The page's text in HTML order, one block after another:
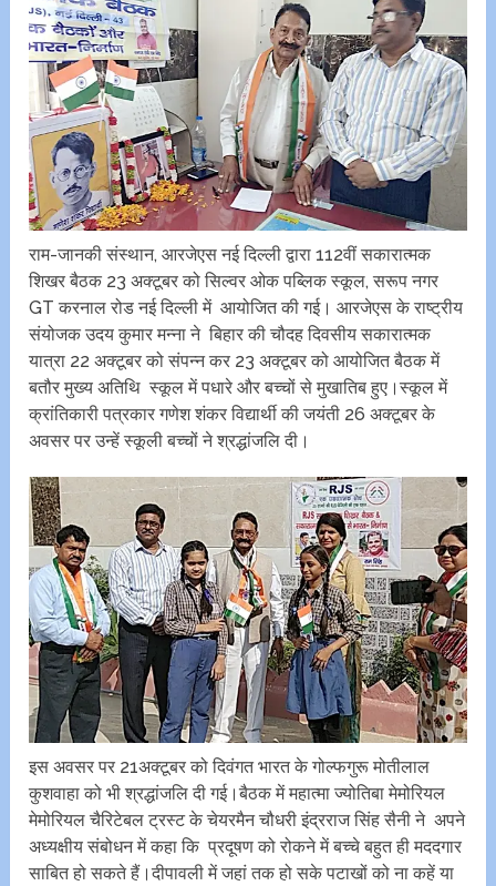
राम-जानकी संस्थान, आरजेएस नई दिल्ली द्वारा 112वीं सकारात्मक
शिखर बैठक 23 अक्टूबर को सिल्वर ओक पब्लिक स्कूल, सरूप नगर
GT करनाल रोड नई दिल्ली में आयोजित की गई। आरजेएस के राष्ट्रीय
संयोजक उदय कुमार मन्ना ने बिहार की चौदह दिवसीय सकारात्मक
‌यात्रा 22 अक्टूबर को‌ संपन्न कर 23 अक्टूबर को आयोजित बैठक में
बतौर मुख्य अतिथि स्कूल में पधारे और बच्चों से मुखातिब हुए।स्कूल में
क्रांतिकारी पत्रकार गणेश शंकर विद्यार्थी की जयंती 26 अक्टूबर के
अवसर पर उन्हें स्कूली बच्चों ने श्रद्धांजलि दी।
इस अवसर पर 21अक्टूबर को दिवंगत भारत के गोल्फगुरू मोतीलाल
‌कुशवाहा को भी श्रद्धांजलि दी गई।बैठक में महात्मा ज्योतिबा मेमोरियल
मेमोरियल चैरिटेबल ट्रस्ट के चेयरमैन चौधरी इंद्रराज सिंह सैनी ने अपने
अध्यक्षीय संबोधन में कहा कि प्रदूषण को रोकने में बच्चे बहुत ही मददगार
साबित हो सकते हैं।दीपावली में जहां तक हो सके पटाखों को ना कहें या